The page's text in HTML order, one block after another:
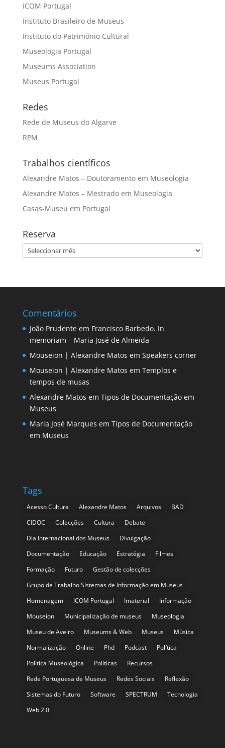
ICOM Portugal
Instituto Brasileiro de Museus
Instituto do Património Cultural
Museologia Portugal
Museums Association
Museus Portugal
Redes
Rede de Museus do Algarve
RPM
Trabalhos científicos
Alexandre Matos – Doutoramento em Museologia
Alexandre Matos – Mestrado em Museologia
Casas-Museu em Portugal
Reserva
Reserva
Comentários
João Prudenteem Francisco Barbedo. In
memoriam – Maria José de Almeida
Mouseion | Alexandre Matos em Speakers corner
Mouseion | Alexandre Matos em Templos e
tempos de musas
Alexandre Matos em Tipos de Documentação em
Museus
Maria José Marques em Tipos de Documentação
em Museus
Tags
Acesso Cultura Alexandre Matos Arquivos
BAD
CIDOC
Colecções Cultura
Debate
Dia Internacional dos Museus
Divulgação
Documentação
Educação Estratégia
Filmes
Formação
Futuro
Gestão de colecções
Grupo de Trabalho Sistemas de Informação em Museus
Homenagem
ICOM Portugal Imaterial
Informação
Mouseion
Municipalização de museus
Museologia
Museu de Aveiro
Museums & Web Museus
Música
Normalização
Online Phd Podcast
Política
Política Museológica
Políticas
Recursos
Rede Portuguesa de Museus
Redes Sociais
Reflexão
Sistemas do Futuro
Software SPECTRUM
Tecnologia
Web 2.0